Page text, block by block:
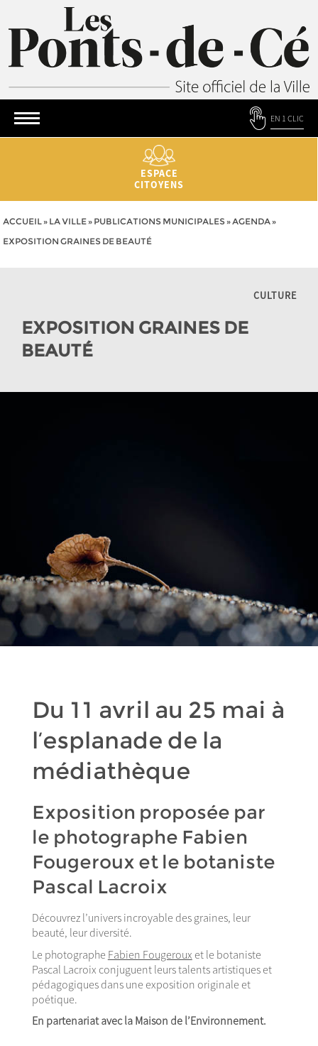
EN 1 CLIC
ESPACE
CITOYENS
ACCUEIL» LA VILLE» PUBLICATIONS MUNICIPALES»AGENDA»
EXPOSITION GRAINES DE BEAUTÉ
CULTURE
EXPOSITION GRAINES DE
BEAUTÉ
Du 11 avril au 25 mai à
l’esplanade de la
médiathèque
Exposition proposée par
le photographe Fabien
Fougeroux et le botaniste
Pascal Lacroix
Découvrez l’univers incroyable des graines, leur
beauté, leur diversité.
Le photographe Fabien Fougeroux et le botaniste
Pascal Lacroix conjuguent leurs talents artistiques et
pédagogiques dans une exposition originale et
poétique.
En partenariat avec la Maison de l’Environnement.